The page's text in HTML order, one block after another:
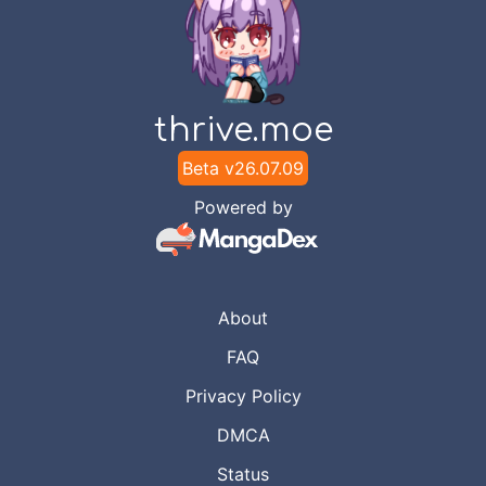
paku berdiri tegak?
Tenseiscans Group
Memilih untuk
mengatasi kesulitannya
Tenseiscans Group
Tidak ada resiko, karena
tidak ada satupun oppai yang dibelai
Persoalan Gelap di
Tenseiscans Group
Tidak menyentuh oppai
berarti menghindari hukuman ilahi
thrive.moe
Beta v26.07.09
Powered by
About
FAQ
Privacy Policy
DMCA
Status